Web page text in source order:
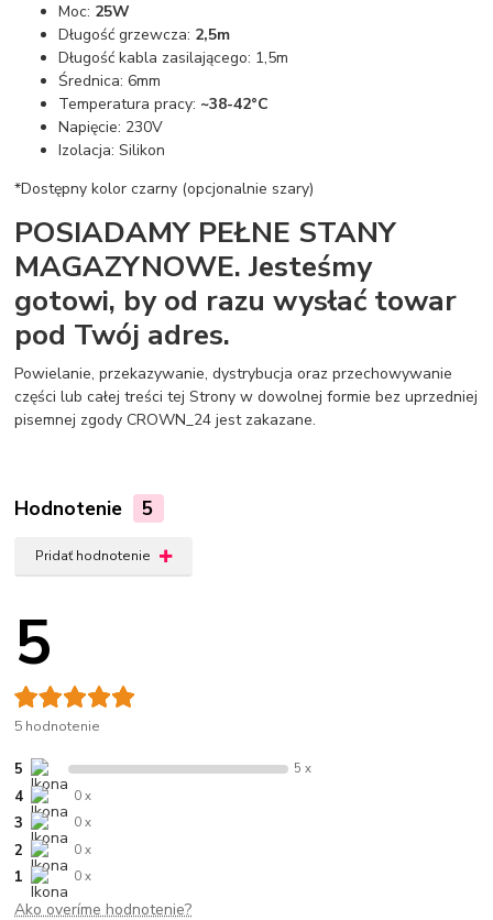
Moc: 25W
Długość grzewcza: 2,5m
Długość kabla zasilającego: 1,5m
Średnica: 6mm
Temperatura pracy: ~38-42°C
Napięcie: 230V
Izolacja: Silikon
*Dostępny kolor czarny (opcjonalnie szary)
POSIADAMY PEŁNE STANY
MAGAZYNOWE. Jesteśmy
gotowi, by od razu wysłać towar
pod Twój adres.
Powielanie, przekazywanie, dystrybucja oraz przechowywanie
części lub całej treści tej Strony w dowolnej formie bez uprzedniej
pisemnej zgody CROWN_24 jest zakazane.
Hodnotenie 5
Pridať hodnotenie
5
5 hodnotenie
5 5 x
4 0 x
3 0 x
2 0 x
1 0 x
Ako overíme hodnotenie?